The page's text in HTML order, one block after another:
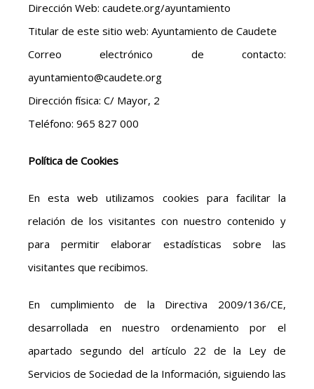
Dirección Web: caudete.org/ayuntamiento
Titular de este sitio web: Ayuntamiento de Caudete
Correo electrónico de contacto:
ayuntamiento@caudete.org
Dirección física: C/ Mayor, 2
Teléfono: 965 827 000
Política de Cookies
En esta web utilizamos cookies para facilitar la
relación de los visitantes con nuestro contenido y
para permitir elaborar estadísticas sobre las
visitantes que recibimos.
En cumplimiento de la Directiva 2009/136/CE,
desarrollada en nuestro ordenamiento por el
apartado segundo del artículo 22 de la Ley de
Servicios de Sociedad de la Información, siguiendo las